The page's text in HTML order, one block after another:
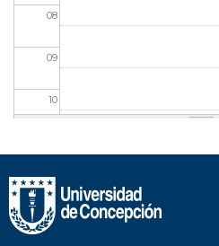
08
09
10
12
13